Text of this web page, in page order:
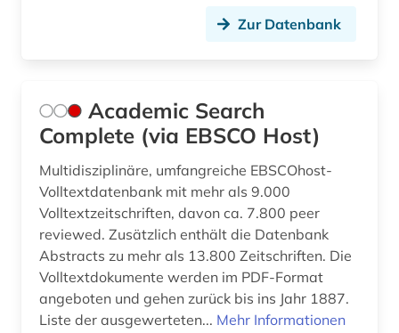
computermusik (1)
conservatorium der musik (1)
coverversion (1)
darstellende kunst (2)
datenbank (1)
Zur Datenbank
Academic Search
Complete (via EBSCO Host)
Multidisziplinäre, umfangreiche EBSCOhost-
Volltextdatenbank mit mehr als 9.000
Volltextzeitschriften, davon ca. 7.800 peer
reviewed. Zusätzlich enthält die Datenbank
Abstracts zu mehr als 13.800 Zeitschriften. Die
Volltextdokumente werden im PDF-Format
angeboten und gehen zurück bis ins Jahr 1887.
Liste der ausgewerteten... Mehr Informationen